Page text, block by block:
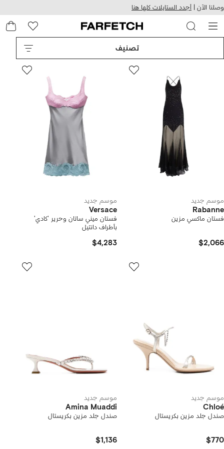
التخطي
للمحتوى
الرئيسي
وصلنا الآن | أجدد الستايلات كلها هنا
تصنيف
موسم جديد
Rabanne
فستان ماكسي مزين
$2,066
موسم جديد
Versace
فستان ميني ساتان وحرير 'كادي'
بأطراف دانتيل
$4,283
موسم جديد
Chloé
صندل جلد مزين بكريستال
$770
موسم جديد
Amina Muaddi
صندل جلد مزين بكريستال
$1,136